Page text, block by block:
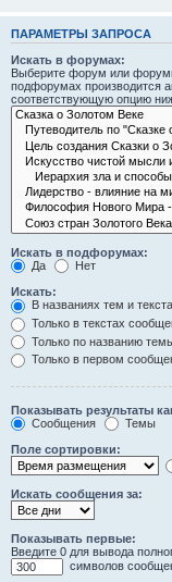
ПАРАМЕТРЫ ЗАПРОСА
Искать в форумах:
Выберите форум или
подфорумах производится
соответствующую опцию
Искать в подфорумах:
Да
Нет
Искать:
В названиях тем и
Только в текстах
Только по названию
Только в первом
Показывать результаты
Сообщения
Темы
Поле сортировки:
Искать сообщения за:
Показывать первые:
Введите 0 для вывода
символов